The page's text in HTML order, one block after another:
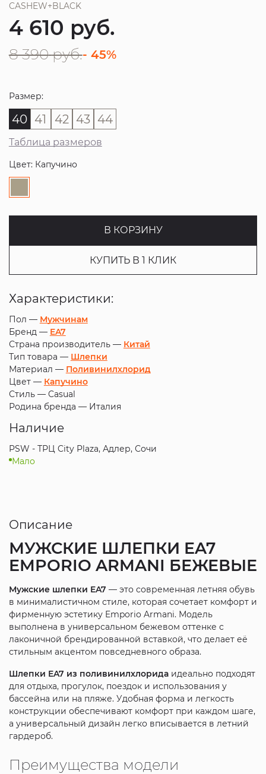
CASHEW+BLACK
4 610 руб.
8 390 руб.- 45%
Размер:
40 41 42 43 44
Таблица размеров
Цвет: Капучино
В КОРЗИНУ
КУПИТЬ В 1 КЛИК
Характеристики:
Пол — Мужчинам
Бренд — EA7
Страна производитель — Китай
Тип товара — Шлепки
Материал — Поливинилхлорид
Цвет — Капучино
Стиль — Casual
Родина бренда — Италия
Наличие
PSW - ТРЦ City Plaza, Адлер, Сочи
Мало
Описание
МУЖСКИЕ ШЛЕПКИ EA7
EMPORIO ARMANI БЕЖЕВЫЕ
Мужские шлепки EA7 — это современная летняя обувь
в минималистичном стиле, которая сочетает комфорт и
фирменную эстетику Emporio Armani. Модель
выполнена в универсальном бежевом оттенке с
лаконичной брендированной вставкой, что делает её
стильным акцентом повседневного образа.
Шлепки EA7 из поливинилхлоридаидеально подходят
для отдыха, прогулок, поездок и использования у
бассейна или на пляже. Удобная форма и легкость
конструкции обеспечивают комфорт при каждом шаге,
а универсальный дизайн легко вписывается в летний
гардероб.
Преимущества модели